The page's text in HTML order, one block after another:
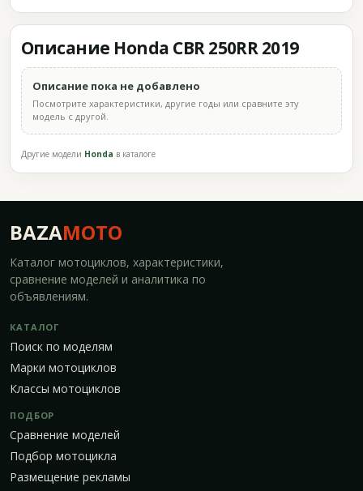
Описание Honda CBR 250RR 2019
Описание пока не добавлено
Посмотрите характеристики, другие годы или сравните эту
модель с другой.
Другие модели Honda в каталоге
BAZAMOTO
Каталог мотоциклов, характеристики,
сравнение моделей и аналитика по
объявлениям.
КАТАЛОГ
Поиск по моделям
Марки мотоциклов
Классы мотоциклов
ПОДБОР
Сравнение моделей
Подбор мотоцикла
Размещение рекламы